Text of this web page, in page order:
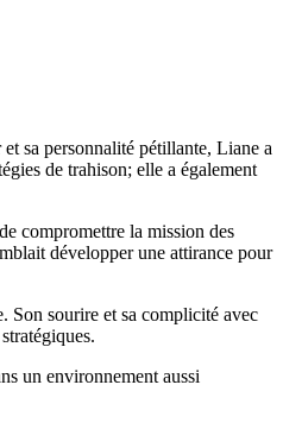
sa personnalité pétillante, Liane a
de trahison; elle a également
compromettre la mission des
développer une attirance pour
Son sourire et sa complicité avec
un environnement aussi